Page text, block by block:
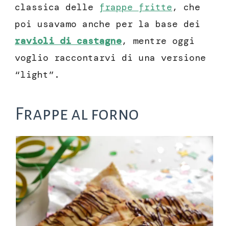
classica delle frappe fritte, che
poi usavamo anche per la base dei
ravioli di castagne, mentre oggi
voglio raccontarvi di una versione
“light”.
Frappe al forno